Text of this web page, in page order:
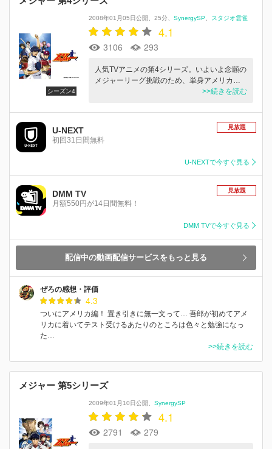
シーズン4
2008年01月05日公開 25分 SynergySP スタジオ雲雀
4.1
3106 293
人気TVアニメの第4シリーズ。いよいよ念願の
メジャーリーグ挑戦のため、単身アメリカ…
>>続きを読む
U-NEXT
初回31日間無料
見放題
U-NEXTで今すぐ見る
DMM TV
月額550円が14日間無料！
見放題
DMM TVで今すぐ見る
配信中の動画配信サービスをもっと見る
ぜろの感想・評価
4.3
ついにアメリカ編！ 置き引きに無一文って… 吾郎が初めてアメ
リカに着いてテスト受けるあたりのところは色々と勉強になっ
た…
>>続きを読む
メジャー 第5シリーズ
2009年01月10日公開 SynergySP
4.1
2791 279